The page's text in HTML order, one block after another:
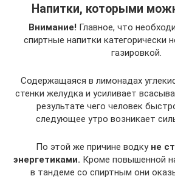
Напитки, которыми
Внимание! Главное, что
спиртные напитки категорически
газировкой.
Содержащаяся в лимонадах
стенки желудка и усиливает
результате чего человек
следующее утро возникает
По этой же причине водку не
энергетиками. Кроме повышенной
в тандеме со спиртным они